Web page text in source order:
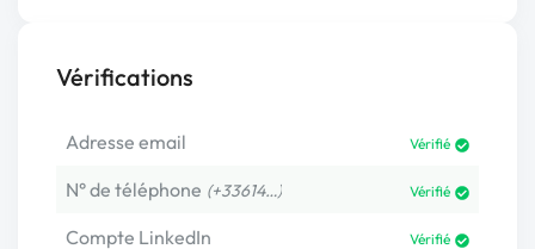
Vérifications
Adresse email Vérifié
N° de téléphone (+33614…) Vérifié
Compte LinkedIn Vérifié